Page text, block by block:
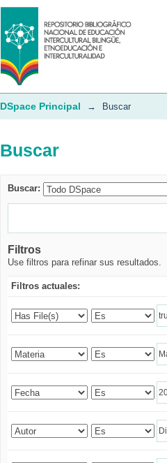
Buscar
DSpace Principal → Buscar
Buscar
Buscar:
Filtros
Use filtros para refinar sus resultados.
Filtros actuales: